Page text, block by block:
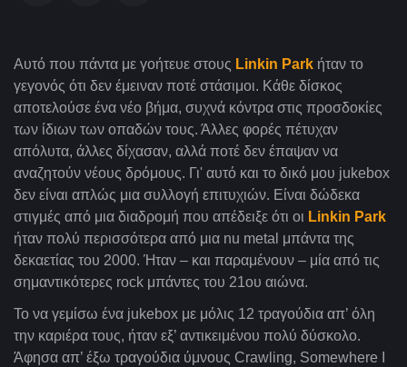
Αυτό που πάντα με γοήτευε στους Linkin Park ήταν το
γεγονός ότι δεν έμειναν ποτέ στάσιμοι. Κάθε δίσκος
αποτελούσε ένα νέο βήμα, συχνά κόντρα στις προσδοκίες
των ίδιων των οπαδών τους. Άλλες φορές πέτυχαν
απόλυτα, άλλες δίχασαν, αλλά ποτέ δεν έπαψαν να
αναζητούν νέους δρόμους. Γι' αυτό και το δικό μου jukebox
δεν είναι απλώς μια συλλογή επιτυχιών. Είναι δώδεκα
στιγμές από μια διαδρομή που απέδειξε ότι οι Linkin Park
ήταν πολύ περισσότερα από μια nu metal μπάντα της
δεκαετίας του 2000. Ήταν – και παραμένουν – μία από τις
σημαντικότερες rock μπάντες του 21ου αιώνα.
Το να γεμίσω ένα jukebox με μόλις 12 τραγούδια απ’ όλη
την καριέρα τους, ήταν εξ’ αντικειμένου πολύ δύσκολο.
Άφησα απ’ έξω τραγούδια ύμνους Crawling, Somewhere I